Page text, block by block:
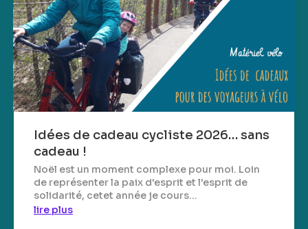
Idées de cadeau cycliste 2026… sans
cadeau !
Noël est un moment complexe pour moi. Loin
de représenter la paix d'esprit et l'esprit de
solidarité, cetet année je cours...
lire plus